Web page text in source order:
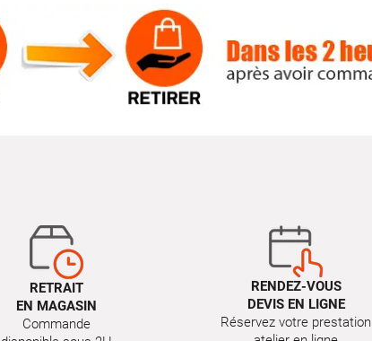
RETRAIT
EN MAGASIN
Commande
RENDEZ-VOUS
DEVIS EN LIGNE
Réservez votre prestation